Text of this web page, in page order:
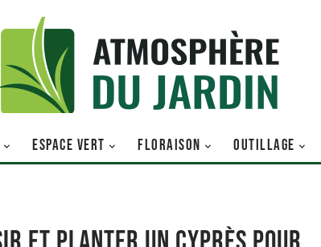
ESPACE VERT FLORAISON OUTILLAGE